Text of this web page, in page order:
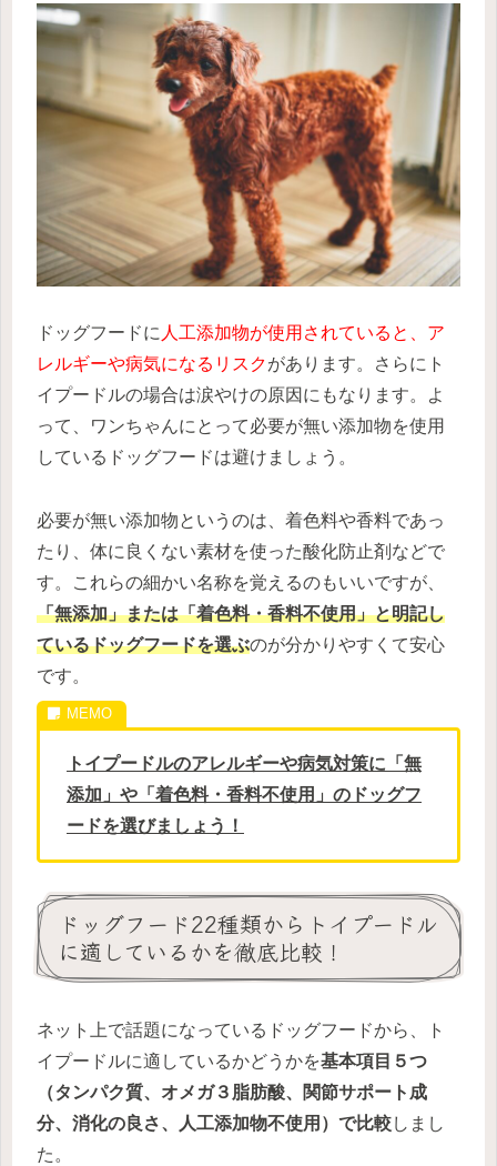
ドッグフードに人工添加物が使用されていると、ア
レルギーや病気になるリスクがあります。さらにト
イプードルの場合は涙やけの原因にもなります。よ
って、ワンちゃんにとって必要が無い添加物を使用
しているドッグフードは避けましょう。
必要が無い添加物というのは、着色料や香料であっ
たり、体に良くない素材を使った酸化防止剤などで
す。これらの細かい名称を覚えるのもいいですが、
「無添加」または「着色料・香料不使用」と明記し
ているドッグフードを選ぶのが分かりやすくて安心
です。
トイプードルのアレルギーや病気対策に「無
添加」や「着色料・香料不使用」のドッグフ
ードを選びましょう！
ドッグフード22種類からトイプードル
に適しているかを徹底比較！
ネット上で話題になっているドッグフードから、ト
イプードルに適しているかどうかを基本項目５つ
（タンパク質、オメガ３脂肪酸、関節サポート成
分、消化の良さ、人工添加物不使用）で比較しまし
た。